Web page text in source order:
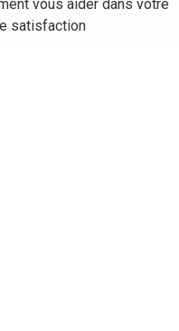
vous aider dans votre
satisfaction